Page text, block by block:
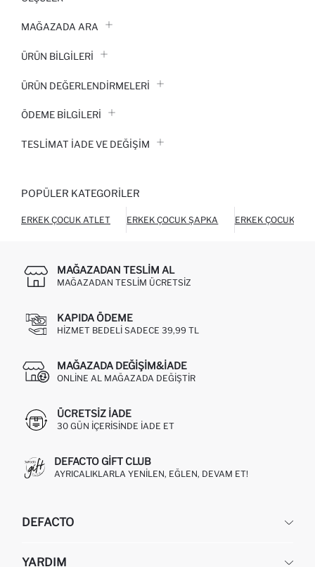
MAĞAZADA ARA
ÜRÜN BILGILERI
ÜRÜN DEĞERLENDİRMELERİ
ÖDEME BİLGİLERİ
TESLIMAT İADE VE DEĞIŞIM
POPÜLER KATEGORILER
ERKEK ÇOCUK ATLET ERKEK ÇOCUK ŞAPKA ERKEK ÇOCUK
MAĞAZADAN TESLIM AL
MAĞAZADAN TESLIM ÜCRETSIZ
KAPIDA ÖDEME
HIZMET BEDELI SADECE 39,99 TL
MAĞAZADA DEĞIŞIM&İADE
ONLINE AL MAĞAZADA DEĞIŞTIR
ÜCRETSIZ IADE
30 GÜN IÇERISINDE IADE ET
DEFACTO GIFT CLUB
AYRICALIKLARLA YENILEN, EĞLEN, DEVAM ET!
DEFACTO
YARDIM